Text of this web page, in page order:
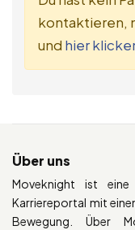
kontaktieren,
und hier
Über uns
Moveknight ist eine
Karriereportal mit
Bewegung. Über